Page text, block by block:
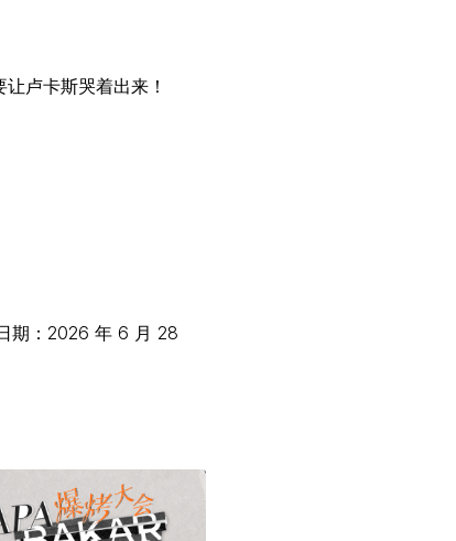
卢卡斯哭着出来！
期：2026 年 6 月 28